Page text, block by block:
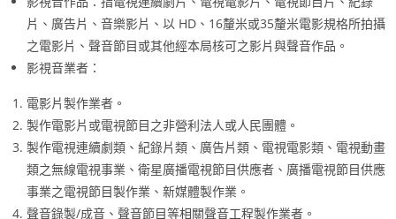
片、廣告片、音樂影片、以 HD、16釐米或35釐米電影規格所拍攝
之電影片、聲音節目或其他經本局核可之影片與聲音作品。
影視音業者：
電影片製作業者。
製作電影片或電視節目之非營利法人或人民團體。
製作電視連續劇類、紀錄片類、廣告片類、電視電影類、電視動畫
類之無線電視事業、衛星廣播電視節目供應者、廣播電視節目供應
事業之電視節目製作業、新媒體製作業。
聲音錄製/成音、聲音節目等相關聲音工程製作業者。